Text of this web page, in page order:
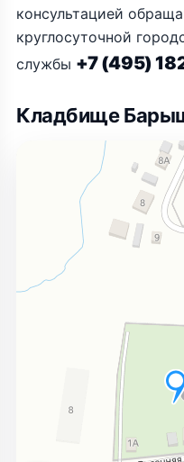
консультацией
круглосуточной
службы +7 (495)
Кладбище